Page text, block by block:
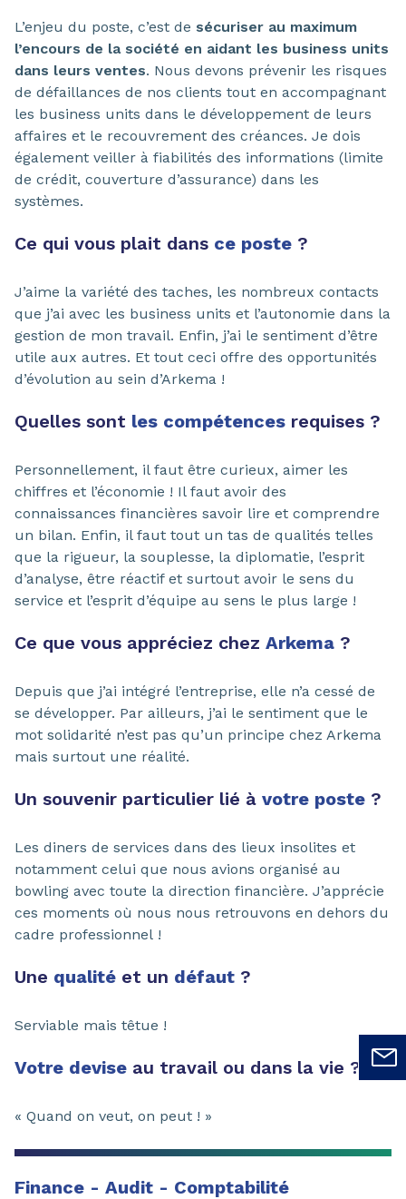
L’enjeu du poste, c’est de sécuriser au maximum
l’encours de la société en aidant les business units
dans leurs ventes. Nous devons prévenir les risques
de défaillances de nos clients tout en accompagnant
les business units dans le développement de leurs
affaires et le recouvrement des créances. Je dois
également veiller à fiabilités des informations (limite
de crédit, couverture d’assurance) dans les
systèmes.
Ce qui vous plait dans ce poste ?
J’aime la variété des taches, les nombreux contacts
que j’ai avec les business units et l’autonomie dans la
gestion de mon travail. Enfin, j’ai le sentiment d’être
utile aux autres. Et tout ceci offre des opportunités
d’évolution au sein d’Arkema !
Quelles sont les compétences requises ?
Personnellement, il faut être curieux, aimer les
chiffres et l’économie ! Il faut avoir des
connaissances financières savoir lire et comprendre
un bilan. Enfin, il faut tout un tas de qualités telles
que la rigueur, la souplesse, la diplomatie, l’esprit
d’analyse, être réactif et surtout avoir le sens du
service et l’esprit d’équipe au sens le plus large !
Ce que vous appréciez chez Arkema ?
Depuis que j’ai intégré l’entreprise, elle n’a cessé de
se développer. Par ailleurs, j’ai le sentiment que le
mot solidarité n’est pas qu’un principe chez Arkema
mais surtout une réalité.
Un souvenir particulier lié à votre poste ?
Les diners de services dans des lieux insolites et
notamment celui que nous avions organisé au
bowling avec toute la direction financière. J’apprécie
ces moments où nous nous retrouvons en dehors du
cadre professionnel !
Une qualité et un défaut ?
Serviable mais têtue !
Votre devise au travail ou dans la vie ?
« Quand on veut, on peut ! »
Finance - Audit - Comptabilité